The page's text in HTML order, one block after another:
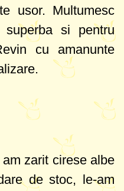
usor. Multumesc
superba si pentru
cu amanunte
zarit cirese albe
de stoc, le-am